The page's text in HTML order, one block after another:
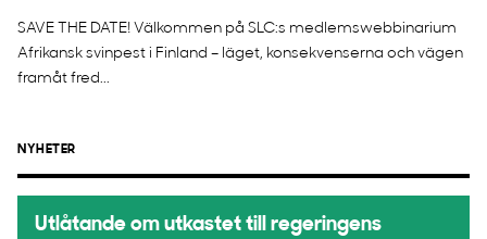
SAVE THE DATE! Välkommen på SLC:s medlemswebbinarium
Afrikansk svinpest i Finland – läget, konsekvenserna och vägen
framåt fred...
NYHETER
Utlåtande om utkastet till regeringens